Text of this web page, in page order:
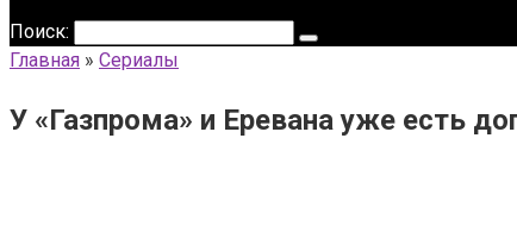
Поиск:
Главная » Сериалы
У «Газпрома» и Еревана уже есть